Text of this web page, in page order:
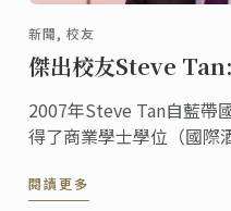
新聞, 校友
傑出校友Steve
2007年Steve Tan自藍帶
得了商業學士學位（國際
成為前臺的管理經裡。
閱讀更多